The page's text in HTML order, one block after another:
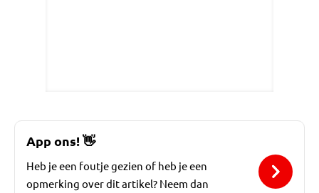
App ons!👋
Heb je een foutje gezien of heb je een
opmerking over dit artikel? Neem dan